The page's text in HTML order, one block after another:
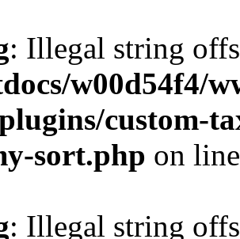
: Illegal string
w00d54f4/
custom-
sort.php on
: Illegal string